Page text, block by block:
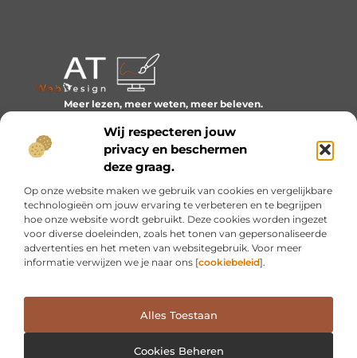
Wij respecteren jouw
privacy en beschermen
deze graag.
Op onze website maken we gebruik van cookies en vergelijkbare
technologieën om jouw ervaring te verbeteren en te begrijpen
hoe onze website wordt gebruikt. Deze cookies worden ingezet
voor diverse doeleinden, zoals het tonen van gepersonaliseerde
advertenties en het meten van websitegebruik. Voor meer
informatie verwijzen we je naar ons [cookiebeleid].
Alles Toestaan
Cookies Beheren
Meer lezen, meer weten, meer beleven.
het dagelijks leven boeiend maakt.
Bericht categorie
Onze informatie
Cookiebeleid (EU)
@2025 www.at-webdesign.nl. All Right Reserved.